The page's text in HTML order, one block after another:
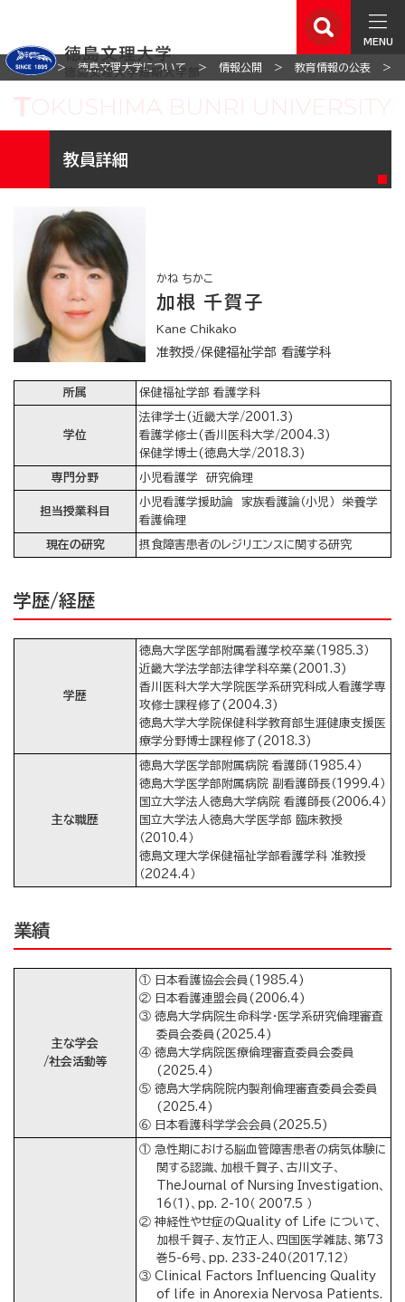
MENU
ホーム 徳島文理大学について 情報公開 教育情報の公表
教員詳細
かね ちかこ
加根 千賀子
Kane Chikako
准教授/保健福祉学部 看護学科
所属 保健福祉学部 看護学科
学位
法律学士(近畿大学/2001.3)
看護学修士(香川医科大学/2004.3)
保健学博士(徳島大学/2018.3)
専門分野 小児看護学 研究倫理
担当授業科目
小児看護学援助論 家族看護論（小児） 栄養学
看護倫理
現在の研究 摂食障害患者のレジリエンスに関する研究
学歴/経歴
学歴
徳島大学医学部附属看護学校卒業（1985.3）
近畿大学法学部法律学科卒業(2001.3)
香川医科大学大学院医学系研究科成人看護学専
攻修士課程修了(2004.3)
徳島大学大学院保健科学教育部生涯健康支援医
療学分野博士課程修了(2018.3)
主な職歴
徳島大学医学部附属病院 看護師（1985.4）
徳島大学医学部附属病院 副看護師長（1999.4）
国立大学法人徳島大学病院 看護師長（2006.4）
国立大学法人徳島大学医学部 臨床教授
（2010.4）
徳島文理大学保健福祉学部看護学科 准教授
（2024.4）
業績
主な学会
/社会活動等
① 日本看護協会会員(1985.4)
② 日本看護連盟会員(2006.4)
③ 徳島大学病院生命科学・医学系研究倫理審査
委員会委員(2025.4)
④ 徳島大学病院医療倫理審査委員会委員
(2025.4)
⑤ 徳島大学病院院内製剤倫理審査委員会委員
(2025.4)
⑥ 日本看護科学学会会員(2025.5)
① 急性期における脳血管障害患者の病気体験に
関する認識、加根千賀子、古川文子、
TheJournal of Nursing Investigation、
16（1)、pp. 2-10（ 2007.5 ）
② 神経性やせ症のQuality of Life について、
加根千賀子、友竹正人、四国医学雑誌、第73
巻5-6号、pp. 233-240（2017.12）
③ Clinical Factors Influencing Quality
of life in Anorexia Nervosa Patients.